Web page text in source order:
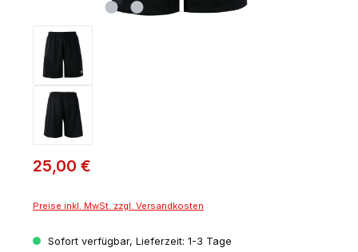
25,00 €
Preise inkl. MwSt. zzgl. Versandkosten
Sofort verfügbar, Lieferzeit: 1-3 Tage